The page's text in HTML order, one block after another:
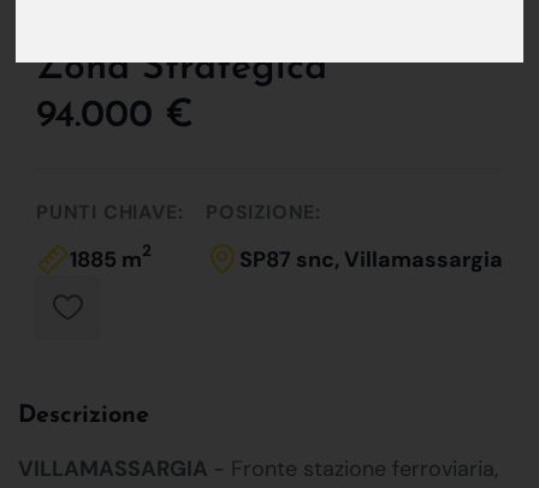
Zona Strategica
94.000 €
PUNTI CHIAVE:
1885 m2
POSIZIONE:
SP87 snc, Villamassargia
Descrizione
VILLAMASSARGIA - Fronte stazione ferroviaria,